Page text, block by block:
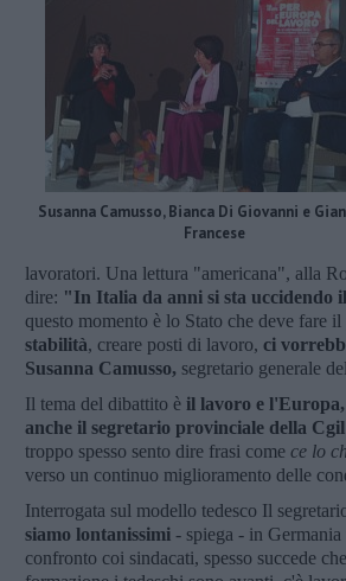
Susanna Camusso, Bianca Di Giovanni e
Francese
lavoratori. Una lettura "americana", alla
dire: "In Italia da anni si sta uccidendo
questo momento è lo Stato che deve fare
stabilità, creare posti di lavoro, ci
Susanna Camusso, segretario generale
Il tema del dibattito è il lavoro e l'Europa,
anche il segretario provinciale della Cgil
troppo spesso sento dire frasi come ce lo
verso un continuo miglioramento delle
Interrogata sul modello tedesco Il
siamo lontanissimi - spiega - in
confronto coi sindacati, spesso succede